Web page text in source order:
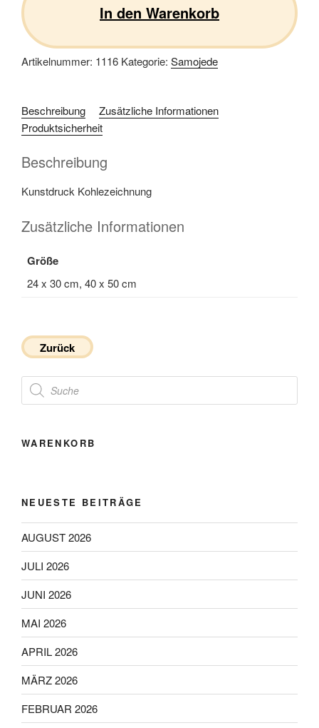
In den Warenkorb
Artikelnummer: 1116 Kategorie: Samojede
Beschreibung
Zusätzliche Informationen
Produktsicherheit
Beschreibung
Kunstdruck Kohlezeichnung
Zusätzliche Informationen
Größe
24 x 30 cm, 40 x 50 cm
Zurück
Products
search
WARENKORB
NEUESTE BEITRÄGE
AUGUST 2026
JULI 2026
JUNI 2026
MAI 2026
APRIL 2026
MÄRZ 2026
FEBRUAR 2026